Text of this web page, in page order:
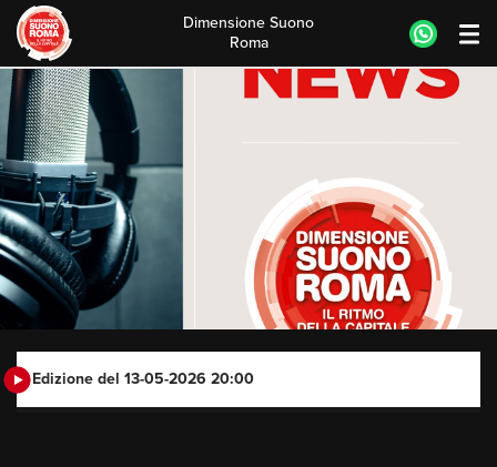
Skip
to
content
Dimensione Suono
Roma
Edizione del 13-05-2026 20:00